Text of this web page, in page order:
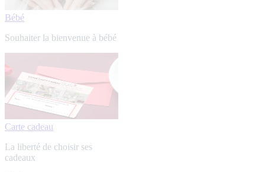
Bébé
Souhaiter la bienvenue à bébé
Carte cadeau
La liberté de choisir ses
cadeaux